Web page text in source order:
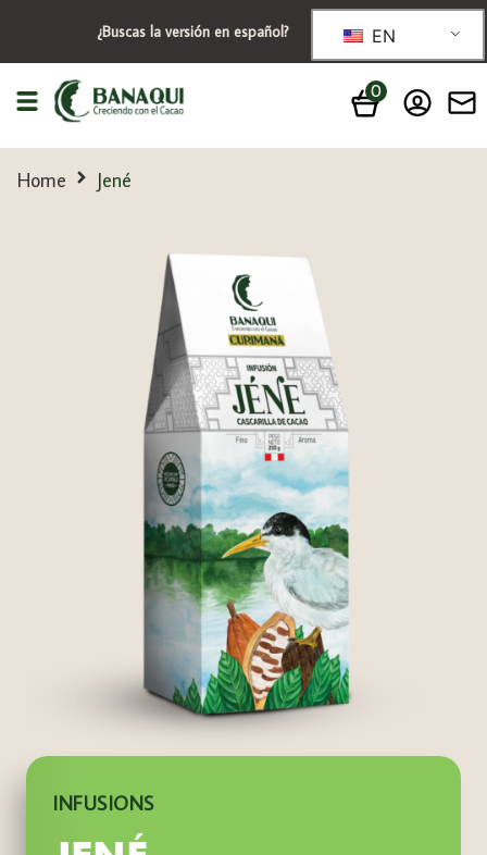
¿Buscas la versión en español? EN
0
Home Jené
INFUSIONS